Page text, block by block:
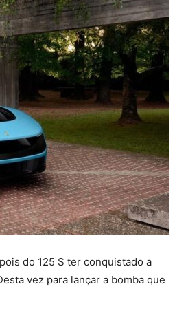
do 125 S ter conquistado a
vez para lançar a bomba que